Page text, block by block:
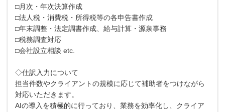
□月次・年次決算作成
□法人税・消費税・所得税等の各申告書作成
□年末調整・法定調書作成、給与計算・源泉事務
□税務調査対応
□会社設立相談 etc.
◇仕訳入力について
担当件数やクライアントの規模に応じて補助者をつけながら
対応いただきます。
AIの導入を積極的に行っており、業務を効率化し、クライア